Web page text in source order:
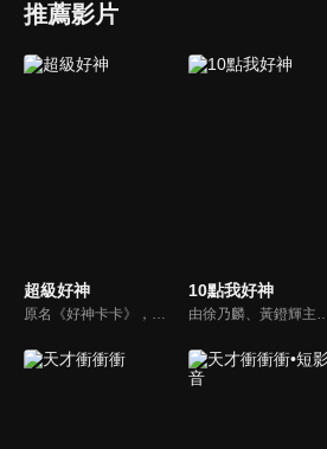
推薦影片
超級好神 10點我好神